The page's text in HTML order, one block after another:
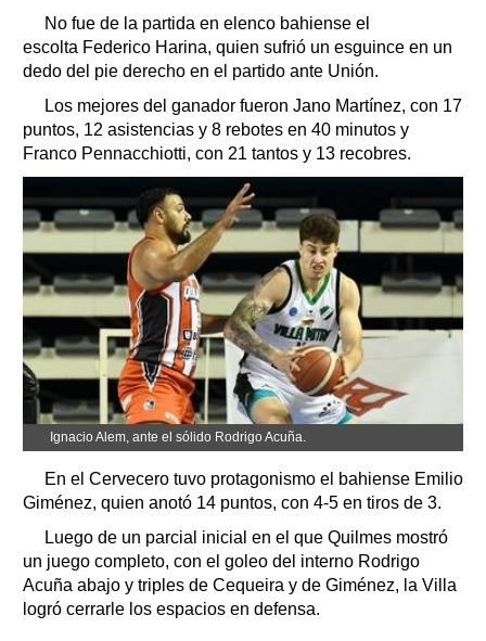
No fue de la partida en elenco bahiense el
escolta Federico Harina, quien sufrió un esguince en un
dedo del pie derecho en el partido ante Unión.
Los mejores del ganador fueron Jano Martínez, con 17
puntos, 12 asistencias y 8 rebotes en 40 minutos y
Franco Pennacchiotti, con 21 tantos y 13 recobres.
Ignacio Alem, ante el sólido Rodrigo Acuña.
En el Cervecero tuvo protagonismo el bahiense Emilio
Giménez, quien anotó 14 puntos, con 4-5 en tiros de 3.
Luego de un parcial inicial en el que Quilmes mostró
un juego completo, con el goleo del interno Rodrigo
Acuña abajo y triples de Cequeira y de Giménez, la Villa
logró cerrarle los espacios en defensa.